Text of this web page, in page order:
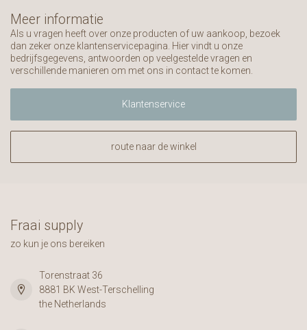
Meer informatie
Als u vragen heeft over onze producten of uw aankoop, bezoek
dan zeker onze klantenservicepagina. Hier vindt u onze
bedrijfsgegevens, antwoorden op veelgestelde vragen en
verschillende manieren om met ons in contact te komen.
Klantenservice
route naar de winkel
Fraai supply
zo kun je ons bereiken
Torenstraat 36
8881 BK West-Terschelling
the Netherlands